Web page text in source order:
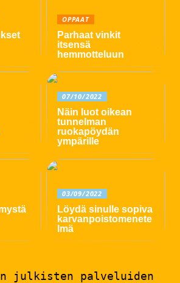
OPPAAT
Parhaat vinkit
itsensä
hemmotteluun
07/10/2022
Näin luot oikean
tunnelman
ruokapöydän
ympärille
03/09/2022
Löydä sinulle sopiva
karvanpoistomenete
lmä
julkisten palveluiden